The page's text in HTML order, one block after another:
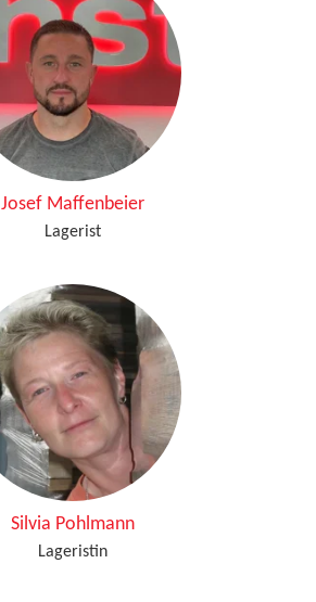
Josef Maffenbeier
Lagerist
Silvia Pohlmann
Lageristin